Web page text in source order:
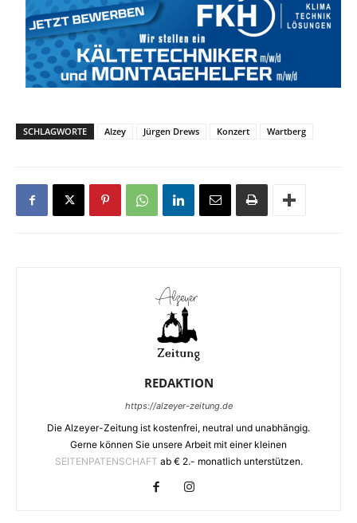
SCHLAGWORTE Alzey Jürgen Drews Konzert Wartberg
REDAKTION
https://alzeyer-zeitung.de
Die Alzeyer-Zeitung ist kostenfrei, neutral und unabhängig.
Gerne können Sie unsere Arbeit mit einer kleinen
SEITENPATENSCHAFT ab € 2.- monatlich unterstützen.